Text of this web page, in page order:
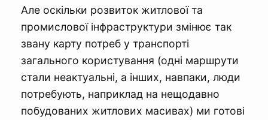
Але оскільки розвиток житлової та
промислової інфраструктури змінює так
звану карту потреб у транспорті
загального користування (одні маршрути
стали неактуальні, а інших, навпаки, люди
потребують, наприклад на нещодавно
побудованих житлових масивах) ми готові